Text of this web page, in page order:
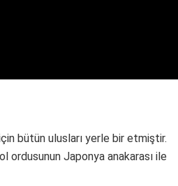
bütün ulusları yerle bir etmiştir.
ordusunun Japonya anakarası ile